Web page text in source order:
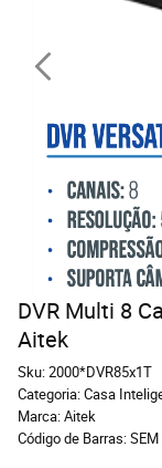
DVR Multi 8
Aitek
Sku:2000*DVR85x1T
Categoria:Casa
Marca:Aitek
Código de Barras: